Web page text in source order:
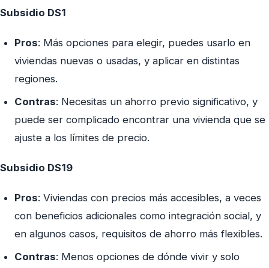
Subsidio DS1
Pros: Más opciones para elegir, puedes usarlo en
viviendas nuevas o usadas, y aplicar en distintas
regiones.
Contras: Necesitas un ahorro previo significativo, y
puede ser complicado encontrar una vivienda que se
ajuste a los límites de precio.
Subsidio DS19
Pros: Viviendas con precios más accesibles, a veces
con beneficios adicionales como integración social, y
en algunos casos, requisitos de ahorro más flexibles.
Contras: Menos opciones de dónde vivir y solo